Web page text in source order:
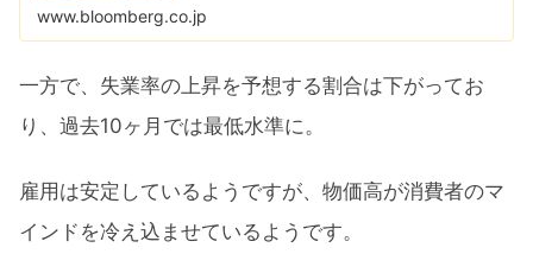
www.bloomberg.co.jp
一方で、失業率の上昇を予想する割合は下がってお
り、過去10ヶ月では最低水準に。
雇用は安定しているようですが、物価高が消費者のマ
インドを冷え込ませているようです。